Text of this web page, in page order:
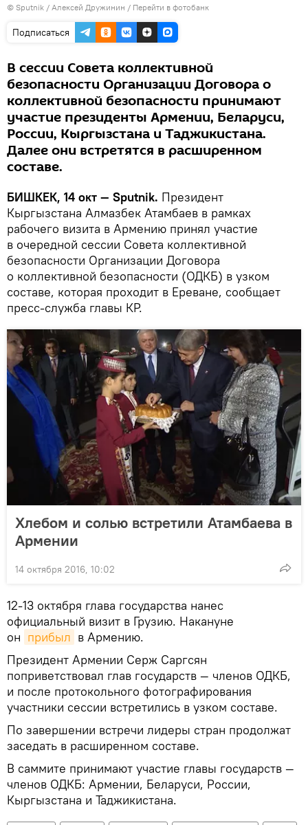
© Sputnik / Алексей Дружинин / Перейти в фотобанк
Подписаться
В сессии Совета коллективной
безопасности Организации Договора о
коллективной безопасности принимают
участие президенты Армении, Беларуси,
России, Кыргызстана и Таджикистана.
Далее они встретятся в расширенном
составе.
БИШКЕК, 14 окт — Sputnik. Президент
Кыргызстана Алмазбек Атамбаев в рамках
рабочего визита в Армению принял участие
в очередной сессии Совета коллективной
безопасности Организации Договора
о коллективной безопасности (ОДКБ) в узком
составе, которая проходит в Ереване, сообщает
пресс-служба главы КР.
Хлебом и солью встретили Атамбаева в
Армении
14 октября 2016, 10:02
12-13 октября глава государства нанес
официальный визит в Грузию. Накануне
он прибыл в Армению.
Президент Армении Серж Саргсян
поприветствовал глав государств — членов ОДКБ,
и после протокольного фотографирования
участники сессии встретились в узком составе.
По завершении встречи лидеры стран продолжат
заседать в расширенном составе.
В саммите принимают участие главы государств —
членов ОДКБ: Армении, Беларуси, России,
Кыргызстана и Таджикистана.